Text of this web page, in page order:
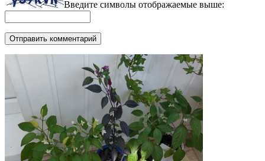
Введите символы отображаемые выше: